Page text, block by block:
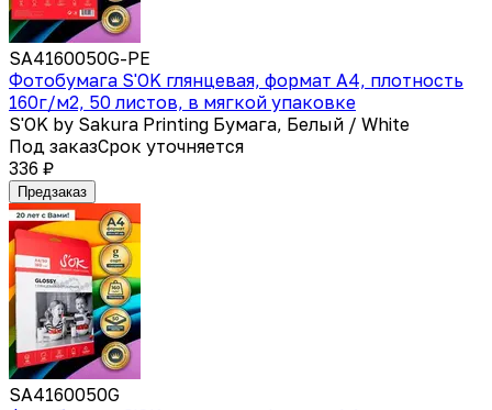
SA4160050G-PE
Фотобумага S'OK глянцевая, формат А4, плотность
160г/м2, 50 листов, в мягкой упаковке
S'OK by Sakura Printing Бумага, Белый / White
Под заказСрок уточняется
336 ₽
Предзаказ
SA4160050G